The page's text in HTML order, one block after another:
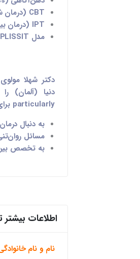
CBT (درمان شناختی-رفتاری)
IPT (درمان بین‌فردی)
مدل PLISSIT
دکتر شهلا
دنیا (آلمان)
particularly برای افرادی مناسب هستند که:
به دنبال
مسائل
به تخصص
اطلاعات
نام و نام